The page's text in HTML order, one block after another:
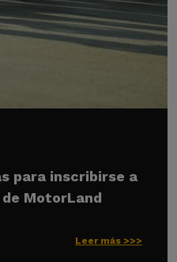
para inscribirse a
MotorLand
Leer más >>>